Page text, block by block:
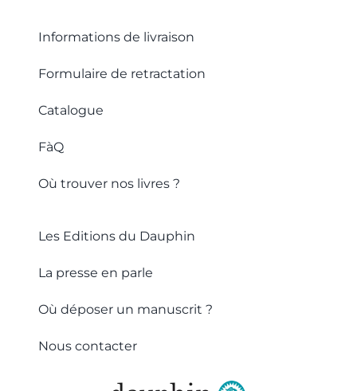
Informations de livraison
Formulaire de retractation
Catalogue
FàQ
Où trouver nos livres ?
Les Editions du Dauphin
La presse en parle
Où déposer un manuscrit ?
Nous contacter